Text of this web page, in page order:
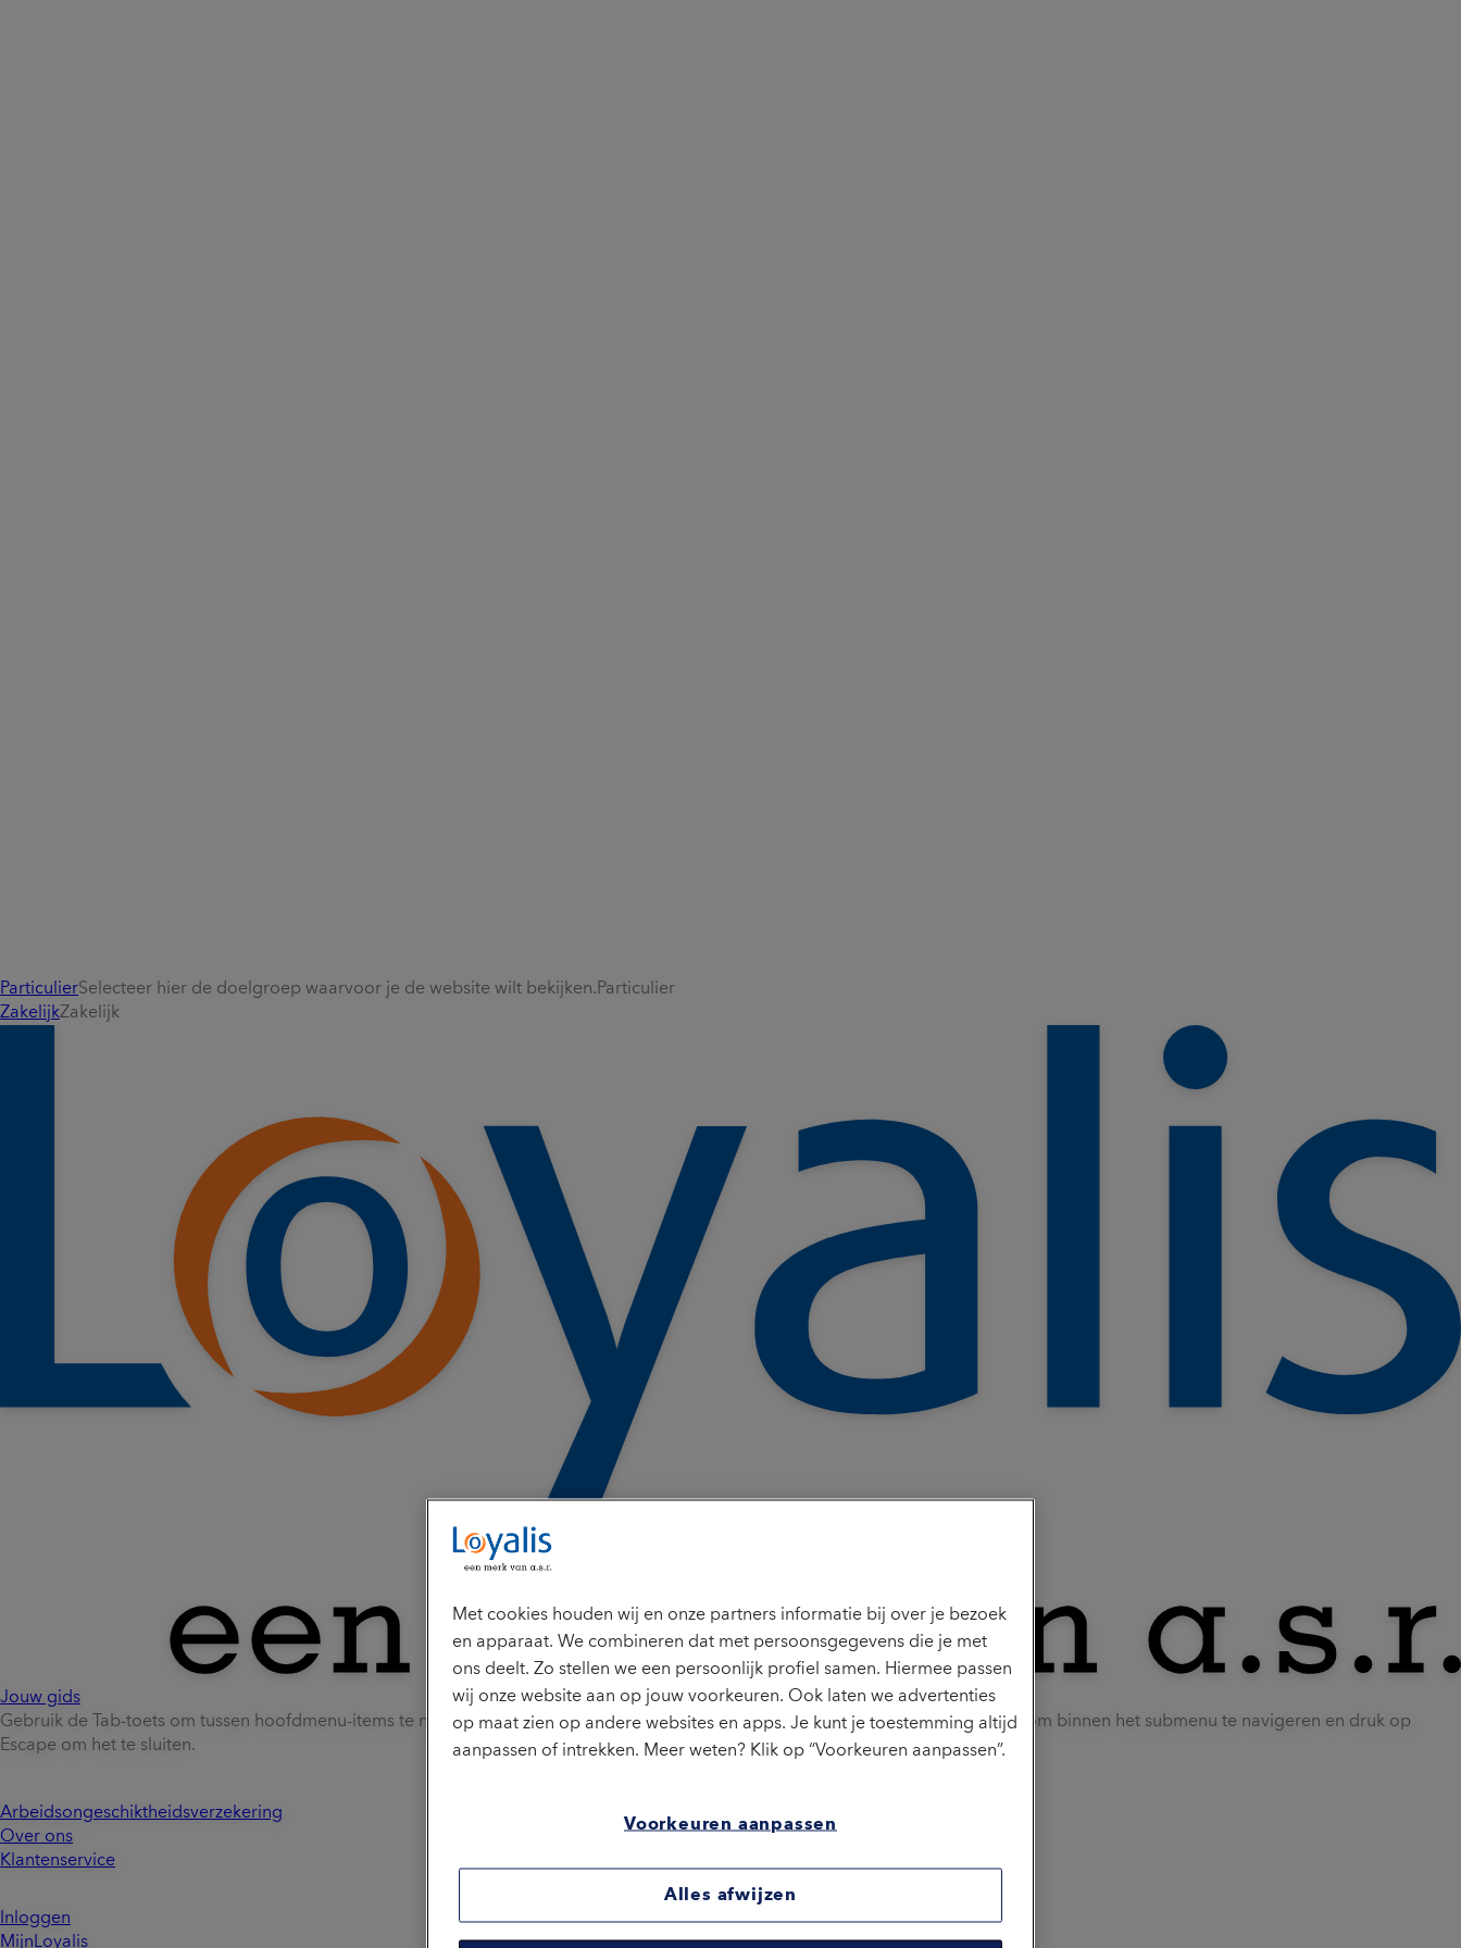
ParticulierSelecteer hier de doelgroep waarvoor je de website wilt bekijken. Particulier
ZakelijkZakelijk
Jouw gids
Gebruik de Tab-toets om tussen hoofdmenu-items te navigeren. Druk op Enter of Spatie om een submenu te openen. Gebruik Tab om binnen het submenu te navigeren en druk op
Escape om het te sluiten.
Arbeidsongeschiktheidsverzekering
Over ons
Klantenservice
Inloggen
MijnLoyalis
Met cookies houden wij en onze partners informatie bij over je bezoek
en apparaat. We combineren dat met persoonsgegevens die je met
ons deelt. Zo stellen we een persoonlijk profiel samen. Hiermee passen
wij onze website aan op jouw voorkeuren. Ook laten we advertenties
op maat zien op andere websites en apps. Je kunt je toestemming altijd
aanpassen of intrekken. Meer weten? Klik op “Voorkeuren aanpassen”.
Voorkeuren aanpassen
Alles afwijzen